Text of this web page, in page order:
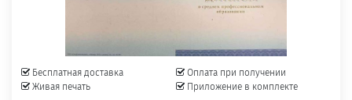
Бесплатная доставка
Живая печать
Оплата при получении
Приложение в комплекте